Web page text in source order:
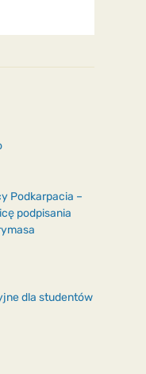
Podkarpacia –
podpisania
dla studentów